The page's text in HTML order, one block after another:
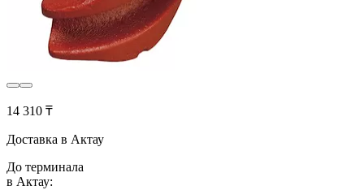
14 310 ₸
Доставка в Актау
До терминала
в Актау: